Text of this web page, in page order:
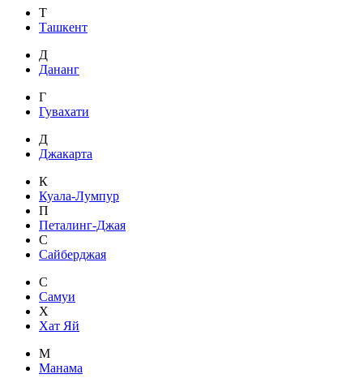
Т
Ташкент
Д
Дананг
Г
Гувахати
Д
Джакарта
К
Куала-Лумпур
П
Петалинг-Джая
С
Сайберджая
С
Самуи
Х
Хат Яй
М
Манама